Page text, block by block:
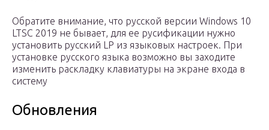
Обратите внимание, что русской версии Windows 10
LTSC 2019 не бывает, для ее русификации нужно
установить русский LP из языковых настроек. При
установке русского языка возможно вы заходите
изменить раскладку клавиатуры на экране входа в
систему
Обновления